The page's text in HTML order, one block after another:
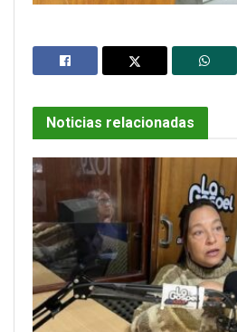
Noticias relacionadas